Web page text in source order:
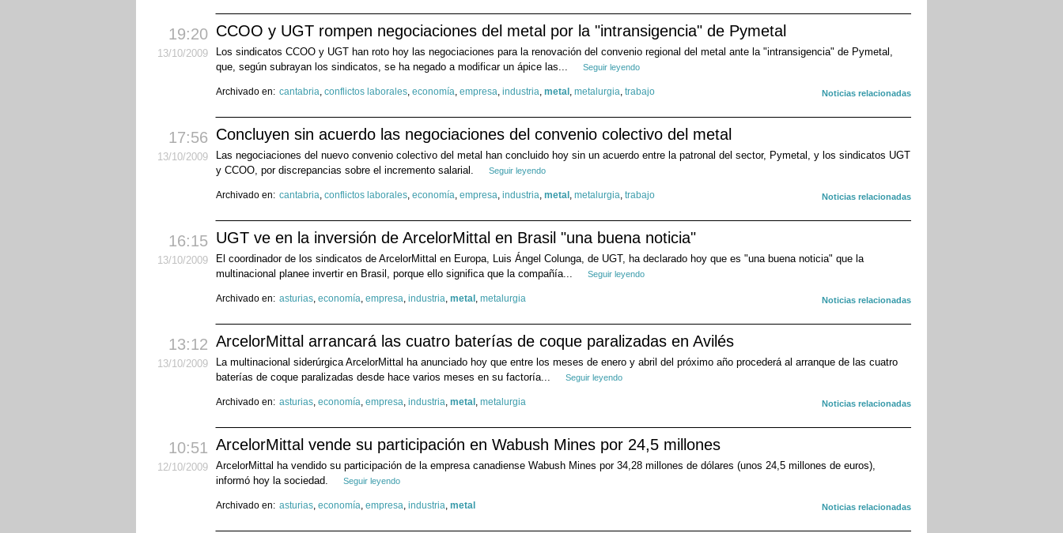
19:20
13/10/2009
CCOO y UGT rompen negociaciones del metal por la "intransigencia" de Pymetal
Los sindicatos CCOO y UGT han roto hoy las negociaciones para la renovación del convenio regional del metal ante la "intransigencia" de Pymetal,
que, según subrayan los sindicatos, se ha negado a modificar un ápice las...
Seguir leyendo
Noticias relacionadas
Archivado en: cantabria, conflictos laborales, economía, empresa, industria, metal , metalurgia, trabajo
17:56
13/10/2009
Concluyen sin acuerdo las negociaciones del convenio colectivo del metal
Las negociaciones del nuevo convenio colectivo del metal han concluido hoy sin un acuerdo entre la patronal del sector, Pymetal, y los sindicatos UGT
y CCOO, por discrepancias sobre el incremento salarial.
Seguir leyendo
Noticias relacionadas
Archivado en: cantabria, conflictos laborales, economía, empresa, industria, metal , metalurgia, trabajo
16:15
13/10/2009
UGT ve en la inversión de ArcelorMittal en Brasil "una buena noticia"
El coordinador de los sindicatos de ArcelorMittal en Europa, Luis Ángel Colunga, de UGT, ha declarado hoy que es "una buena noticia" que la
multinacional planee invertir en Brasil, porque ello significa que la compañía...
Seguir leyendo
Noticias relacionadas
Archivado en: asturias, economía, empresa, industria, metal , metalurgia
13:12
13/10/2009
ArcelorMittal arrancará las cuatro baterías de coque paralizadas en Avilés
La multinacional siderúrgica ArcelorMittal ha anunciado hoy que entre los meses de enero y abril del próximo año procederá al arranque de las cuatro
baterías de coque paralizadas desde hace varios meses en su factoría...
Seguir leyendo
Noticias relacionadas
Archivado en: asturias, economía, empresa, industria, metal , metalurgia
10:51
12/10/2009
ArcelorMittal vende su participación en Wabush Mines por 24,5 millones
ArcelorMittal ha vendido su participación de la empresa canadiense Wabush Mines por 34,28 millones de dólares (unos 24,5 millones de euros),
informó hoy la sociedad.
Seguir leyendo
Noticias relacionadas
Archivado en: asturias, economía, empresa, industria, metal